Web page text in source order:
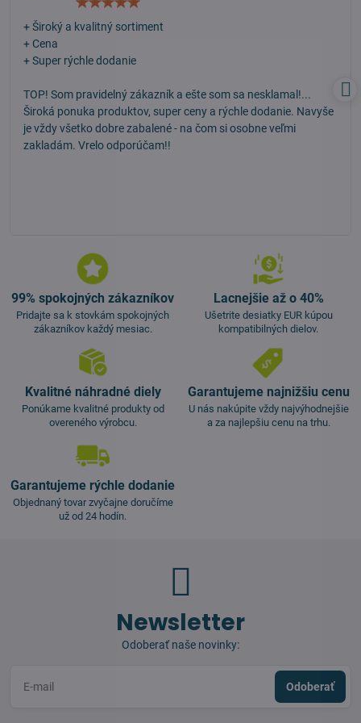
+ Široký a kvalitný sortiment
+ Cena
+ Super rýchle dodanie
TOP! Som pravidelný zákazník a ešte som sa nesklamal!...
Široká ponuka produktov, super ceny a rýchle dodanie. Navyše
je vždy všetko dobre zabalené - na čom si osobne veľmi
zakladám. Vrelo odporúčam!!
99% spokojných zákazníkov
Pridajte sa k stovkám spokojných
zákazníkov každý mesiac.
Lacnejšie až o 40%
Ušetrite desiatky EUR kúpou
kompatibilných dielov.
Kvalitné náhradné diely
Ponúkame kvalitné produkty od
overeného výrobcu.
Garantujeme najnižšiu cenu
U nás nakúpite vždy najvýhodnejšie
a za najlepšiu cenu na trhu.
Garantujeme rýchle dodanie
Objednaný tovar zvyčajne doručíme
už od 24 hodín.
Newsletter
Odoberať naše novinky:
Odoberať